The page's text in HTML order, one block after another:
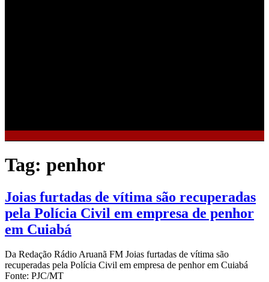
Tag: penhor
Joias furtadas de vítima são recuperadas
pela Polícia Civil em empresa de penhor
em Cuiabá
Da Redação Rádio Aruanã FM Joias furtadas de vítima são
recuperadas pela Polícia Civil em empresa de penhor em Cuiabá
Fonte: PJC/MT